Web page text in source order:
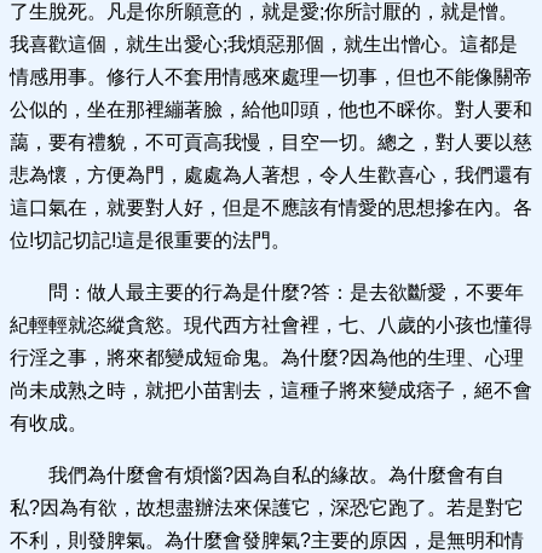
了生脫死。凡是你所願意的，就是愛;你所討厭的，就是憎。
我喜歡這個，就生出愛心;我煩惡那個，就生出憎心。這都是
情感用事。修行人不套用情感來處理一切事，但也不能像關帝
公似的，坐在那裡繃著臉，給他叩頭，他也不睬你。對人要和
藹，要有禮貌，不可貢高我慢，目空一切。總之，對人要以慈
悲為懷，方便為門，處處為人著想，令人生歡喜心，我們還有
這口氣在，就要對人好，但是不應該有情愛的思想摻在內。各
位!切記切記!這是很重要的法門。
問：做人最主要的行為是什麼?答：是去欲斷愛，不要年
紀輕輕就恣縱貪慾。現代西方社會裡，七、八歲的小孩也懂得
行淫之事，將來都變成短命鬼。為什麼?因為他的生理、心理
尚未成熟之時，就把小苗割去，這種子將來變成痞子，絕不會
有收成。
我們為什麼會有煩惱?因為自私的緣故。為什麼會有自
私?因為有欲，故想盡辦法來保護它，深恐它跑了。若是對它
不利，則發脾氣。為什麼會發脾氣?主要的原因，是無明和情